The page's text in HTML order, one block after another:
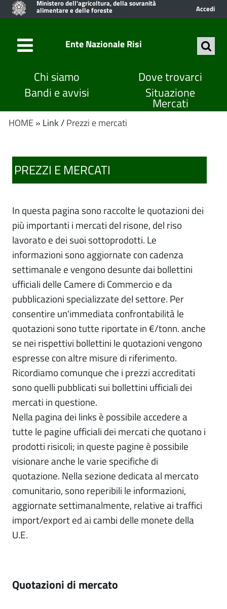
Ministero dell'agricoltura, della sovranità
alimentare e delle foreste Accedi
Ente Nazionale Risi
Chi siamo
Dove trovarci
Bandi e avvisi
Situazione
Mercati
HOME » Link /Prezzi e mercati
PREZZI E MERCATI
In questa pagina sono raccolte le quotazioni dei
più importanti i mercati del risone, del riso
lavorato e dei suoi sottoprodotti. Le
informazioni sono aggiornate con cadenza
settimanale e vengono desunte dai bollettini
ufficiali delle Camere di Commercio e da
pubblicazioni specializzate del settore. Per
consentire un'immediata confrontabilità le
quotazioni sono tutte riportate in €/tonn. anche
se nei rispettivi bollettini le quotazioni vengono
espresse con altre misure di riferimento.
Ricordiamo comunque che i prezzi accreditati
sono quelli pubblicati sui bollettini ufficiali dei
mercati in questione.
Nella pagina dei links è possibile accedere a
tutte le pagine ufficiali dei mercati che quotano i
prodotti risicoli; in queste pagine è possibile
visionare anche le varie specifiche di
quotazione. Nella sezione dedicata al mercato
comunitario, sono reperibili le informazioni,
aggiornate settimanalmente, relative ai traffici
import/export ed ai cambi delle monete della
U.E.
quotazioni di mercato